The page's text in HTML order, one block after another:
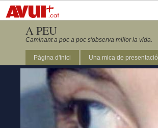
A PEU
Caminant a poc a poc s'observa millor la vida.
Pàgina d'inici Una mica de presentació